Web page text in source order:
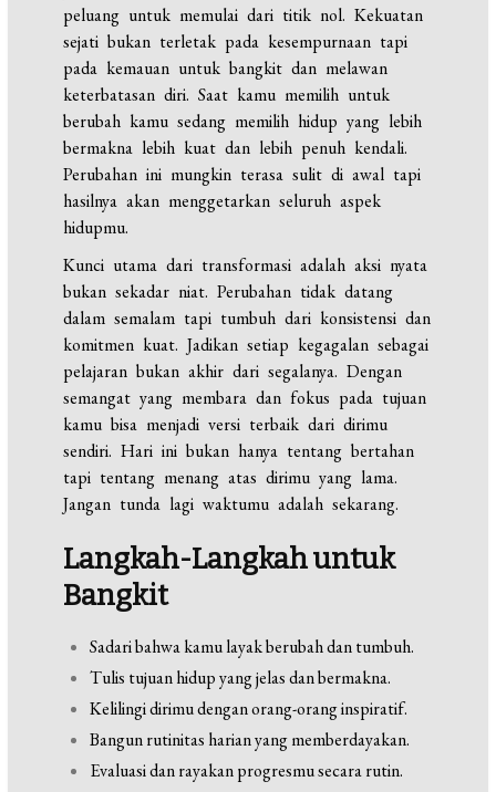
peluang untuk memulai dari titik nol. Kekuatan
sejati bukan terletak pada kesempurnaan tapi
pada kemauan untuk bangkit dan melawan
keterbatasan diri. Saat kamu memilih untuk
berubah kamu sedang memilih hidup yang lebih
bermakna lebih kuat dan lebih penuh kendali.
Perubahan ini mungkin terasa sulit di awal tapi
hasilnya akan menggetarkan seluruh aspek
hidupmu.
Kunci utama dari transformasi adalah aksi nyata
bukan sekadar niat. Perubahan tidak datang
dalam semalam tapi tumbuh dari konsistensi dan
komitmen kuat. Jadikan setiap kegagalan sebagai
pelajaran bukan akhir dari segalanya. Dengan
semangat yang membara dan fokus pada tujuan
kamu bisa menjadi versi terbaik dari dirimu
sendiri. Hari ini bukan hanya tentang bertahan
tapi tentang menang atas dirimu yang lama.
Jangan tunda lagi waktumu adalah sekarang.
Langkah-Langkah untuk
Bangkit
Sadari bahwa kamu layak berubah dan tumbuh.
Tulis tujuan hidup yang jelas dan bermakna.
Kelilingi dirimu dengan orang-orang inspiratif.
Bangun rutinitas harian yang memberdayakan.
Evaluasi dan rayakan progresmu secara rutin.